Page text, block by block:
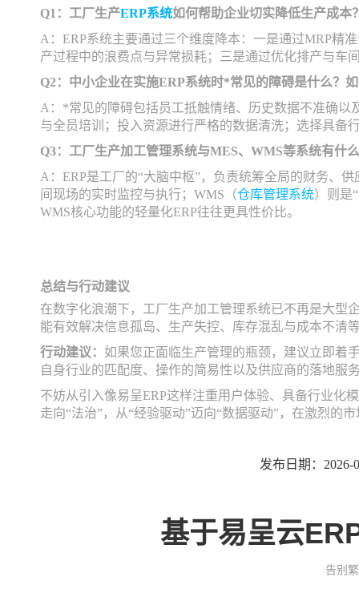
Q1：工厂生产ERP系统如何帮助企业切实降低生产成本
A：ERP系统主要通过三个维度降本：一是通过MRP精
产过程中的浪费点与异常损耗；三是通过优化排产与车
Q2：中小企业在实施ERP系统时*常见的障碍是什么？
A：*常见的障碍包括员工抵触情绪、历史数据不准确
与全员培训；投入资源进行严格的数据清洗；选择具备
Q3：工厂生产加工管理系统与MES、WMS等系统有什
A：ERP是工厂的“大脑中枢”，负责统筹全局的财务、
间现场的实时监控与执行；WMS（仓库管理系统）则是
WMS核心功能的轻量化ERP往往更具性价比。
总结与行动建议
在数字化浪潮下，工厂生产加工管理系统已不再是大型
能有效解决信息孤岛、生产失控、库存混乱与成本不清
行动建议： 如果您正面临生产管理的瓶颈，建议立即着
自身行业的匹配度、操作的简易性以及供应商的落地服
不妨从引入像易呈ERP这样注重用户体验、具备行业化
走向“法治”，从“经验驱动”迈向“数据驱动”，在激烈的
发布日期：2026-
基于易呈云
告别